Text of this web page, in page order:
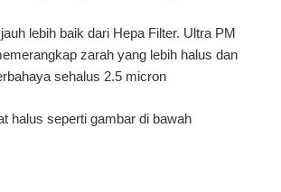
lebih baik dari Hepa Filter. Ultra PM
zarah yang lebih halus dan
sehalus 2.5 micron
halus seperti gambar di bawah